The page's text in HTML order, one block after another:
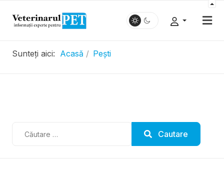
Sunteți aici: Acasă Pești
Cautare